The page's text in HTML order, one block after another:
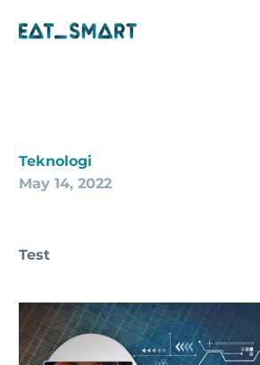
Teknologi
May 14, 2022
Test